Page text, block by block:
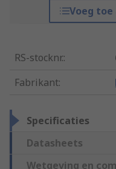
Voeg
RS-stocknr.:
Fabrikant:
Specificaties
Datasheets
Wetgeving en